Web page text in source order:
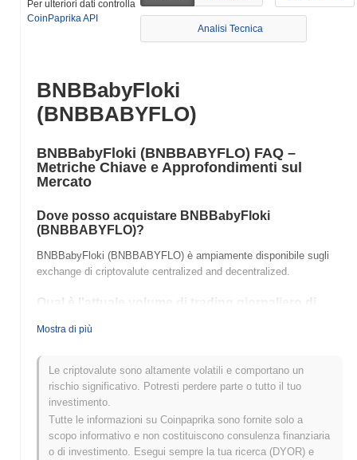
Per ulteriori dati controlla
CoinPaprika API
Analisi Tecnica
BNBBabyFloki
(BNBBABYFLO)
BNBBabyFloki (BNBBABYFLO) FAQ –
Metriche Chiave e Approfondimenti sul
Mercato
Dove posso acquistare BNBBabyFloki
(BNBBABYFLO)?
BNBBabyFloki (BNBBABYFLO) è ampiamente disponibile sugli
exchange di criptovalute centralized and decentralized.
Qual è l'attuale volume di trading giornaliero di
attesta a
Qual è lo storico della fascia di prezzo di
BNBBabyFloki?
Massimo Storico (ATH):
$0.000253
Minimo Storico (ATL): $0.00
Mostra di più
Le criptovalute sono altamente volatili e comportano un
rischio significativo. Potresti perdere parte o tutto il tuo
investimento.
Tutte le informazioni su Coinpaprika sono fornite solo a
scopo informativo e non costituiscono consulenza finanziaria
o di investimento. Esegui sempre la tua ricerca (DYOR) e